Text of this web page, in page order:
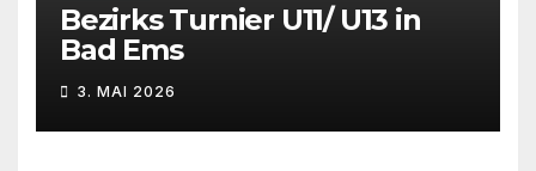
Bezirks Turnier U11/ U13 in
Bad Ems
3. MAI 2026